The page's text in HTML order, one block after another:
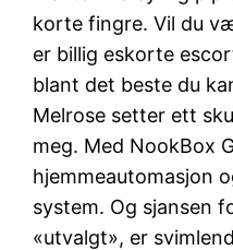
korte fingre. Vil du
er billig eskorte
blant det beste du
Melrose setter ett
meg. Med NookBox
hjemmeautomasjon
system. Og sjansen
«utvalgt», er